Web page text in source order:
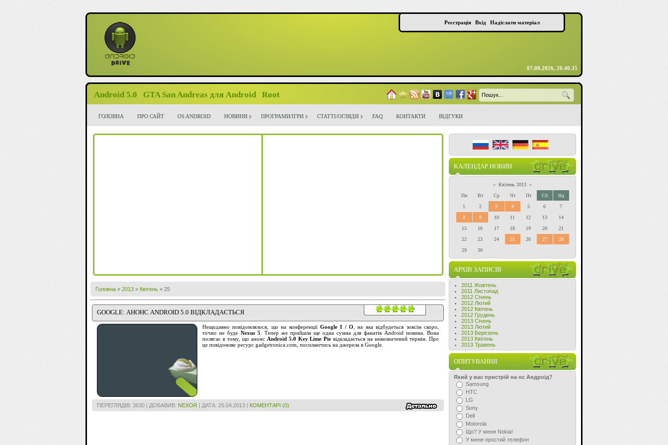
Надіслати матеріал
Вхід
Реєстрація
07.08.2026, 20.40.35
Android 5.0 GTA San Andreas для Android Root
ГОЛОВНА ПРО САЙТ OS ANDROID НОВИНИ ПРОГРАМИ/ІГРИ СТАТТІ/ОГЛЯДИ FAQ КОНТАКТИ ВІДГУКИ
Головна » 2013 » Квітень » 25
GOOGLE: АНОНС ANDROID 5.0 ВІДКЛАДАЄТЬСЯ
Нещодавно повідомлялося, що на конференції Google I / O , на яка відбудеться зовсім скоро,
точно не буде Nexus 5 . Тепер же прийшла ще одна сумна для фанатів Android новина. Вона
полягає в тому, що анонс Android 5.0 Key Lime Pie відкладається на невизначений термін. Про
це повідомляє ресурс gadgetronica.com, посилаючись на джерела в Google.
ПЕРЕГЛЯДІВ: 3630 | ДОБАВИВ: NEXOR | ДАТА: 25.04.2013 | КОМЕНТАРІ (0)
КАЛЕНДАР НОВИН
« Квітень 2013 »
Пн
Вт Ср Чт Пт Сб
Нд
1
2 3 4 5 6
7
8
9 10 11 12 13
14
15
16 17 18 19 20
21
22
23 24 25 26 27
28
29
30
АРХІВ ЗАПИСІВ
2011 Жовтень
2011 Листопад
2012 Січень
2012 Лютий
2012 Квітень
2012 Грудень
2013 Січень
2013 Лютий
2013 Березень
2013 Квітень
2013 Травень
ОПИТУВАННЯ
Який у вас пристрій на ос Андроїд?
Samsung
HTC
LG
Sony
Dell
Motorola
Що? У меня Nokia!
У мене простий телефон